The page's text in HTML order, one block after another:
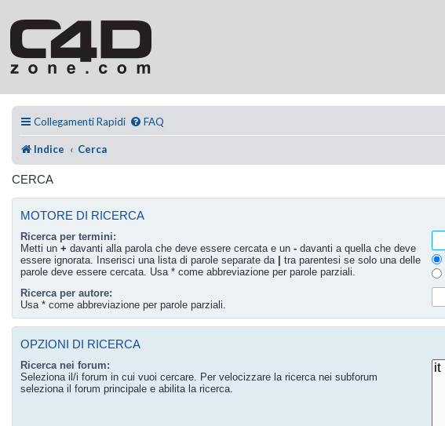
Collegamenti Rapidi FAQ
Indice Cerca
CERCA
MOTORE DI RICERCA
Ricerca per termini:
Metti un + davanti alla parola che deve essere cercata e un - davanti a quella che deve
essere ignorata. Inserisci una lista di parole separate da
tra parentesi se solo una delle
parole deve essere cercata. Usa * come abbreviazione per parole parziali.
Ricerca per autore:
Usa * come abbreviazione per parole parziali.
OPZIONI DI RICERCA
Ricerca nei forum:
Seleziona il/i forum in cui vuoi cercare. Per velocizzare la ricerca nei subforum
seleziona il forum principale e abilita la ricerca.